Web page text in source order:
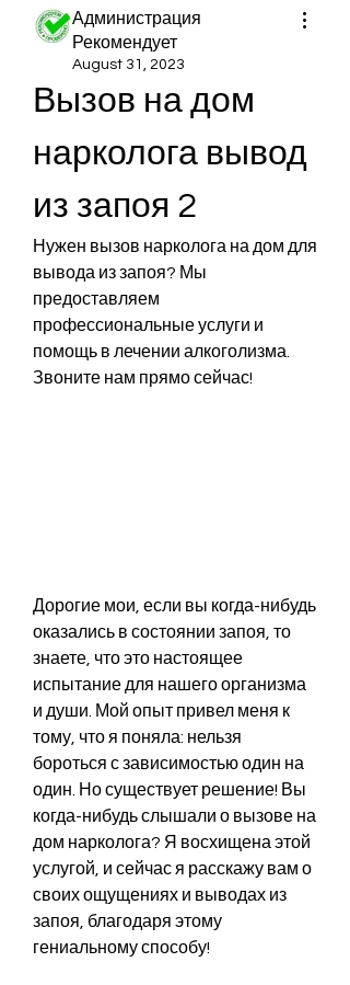
Администрация
Рекомендует
August 31, 2023
Вызов на дом
нарколога вывод
из запоя 2
Нужен вызов нарколога на дом для
вывода из запоя? Мы
предоставляем
профессиональные услуги и
помощь в лечении алкоголизма.
Звоните нам прямо сейчас!
Дорогие мои, если вы когда-нибудь
оказались в состоянии запоя, то
знаете, что это настоящее
испытание для нашего организма
и души. Мой опыт привел меня к
тому, что я поняла: нельзя
бороться с зависимостью один на
один. Но существует решение! Вы
когда-нибудь слышали о вызове на
дом нарколога? Я восхищена этой
услугой, и сейчас я расскажу вам о
своих ощущениях и выводах из
запоя, благодаря этому
гениальному способу!